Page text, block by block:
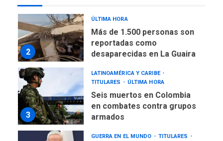
2
ÚLTIMA HORA
Más de 1.500 personas son
reportadas como
desaparecidas en La Guaira
3
LATINOAMÉRICA Y CARIBE
TITULARES
ÚLTIMA HORA
Seis muertos en Colombia
en combates contra grupos
armados
GUERRA EN EL MUNDO
TITULARES